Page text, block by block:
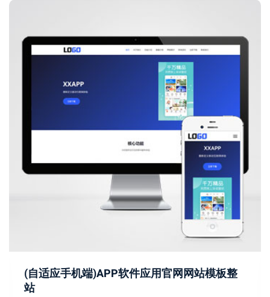
(自适应手机端)APP软件应用官网网站模板整
站